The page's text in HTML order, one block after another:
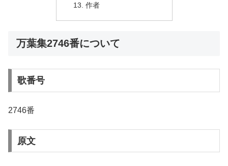
作者
万葉集2746番について
歌番号
2746番
原文